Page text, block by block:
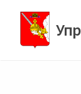
содержимому